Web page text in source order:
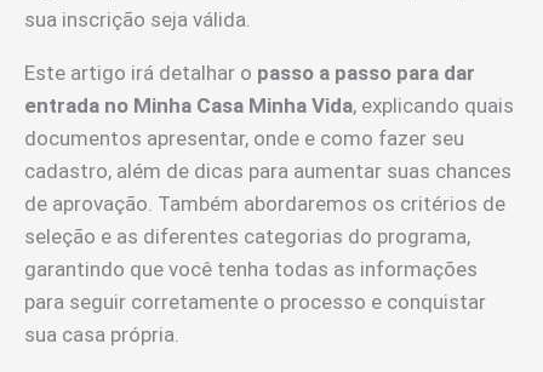
sua inscrição seja válida.
Este artigo irá detalhar o passo a passo para dar
entrada no Minha Casa Minha Vida, explicando quais
documentos apresentar, onde e como fazer seu
cadastro, além de dicas para aumentar suas chances
de aprovação. Também abordaremos os critérios de
seleção e as diferentes categorias do programa,
garantindo que você tenha todas as informações
para seguir corretamente o processo e conquistar
sua casa própria.